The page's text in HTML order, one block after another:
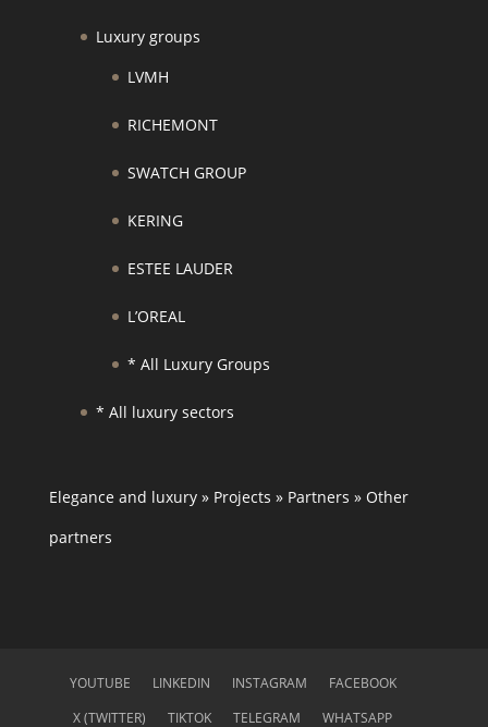
Luxury groups
LVMH
RICHEMONT
SWATCH GROUP
KERING
ESTEE LAUDER
L’OREAL
* All Luxury Groups
* All luxury sectors
Elegance and luxury» Projects » Partners » Other
partners
YOUTUBE LINKEDIN INSTAGRAM
FACEBOOK
X (TWITTER)
TIKTOK TELEGRAM WHATSAPP